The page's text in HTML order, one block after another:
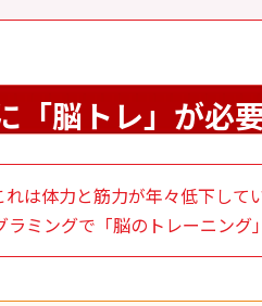
「脳トレ」が必
は体力と筋力が年々低下して
ミングで「脳のトレーニング